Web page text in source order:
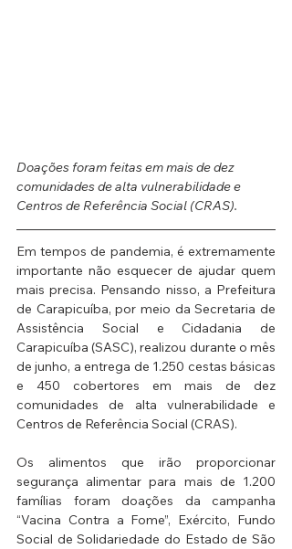
Doações foram feitas em mais de dez
comunidades de alta vulnerabilidade e
Centros de Referência Social (CRAS).
Em tempos de pandemia, é extremamente
importante não esquecer de ajudar quem
mais precisa. Pensando nisso, a Prefeitura
de Carapicuíba, por meio da Secretaria de
Assistência Social e Cidadania de
Carapicuíba (SASC), realizou durante o mês
de junho, a entrega de 1.250 cestas básicas
e 450 cobertores em mais de dez
comunidades de alta vulnerabilidade e
Centros de Referência Social (CRAS).
Os alimentos que irão proporcionar
segurança alimentar para mais de 1.200
famílias foram doações da campanha
“Vacina Contra a Fome”, Exército, Fundo
Social de Solidariedade do Estado de São